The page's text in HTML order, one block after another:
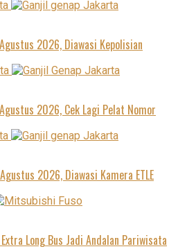
2026, Diawasi Kepolisian
2026, Cek Lagi Pelat Nomor
2026, Diawasi Kamera ETLE
Long Bus Jadi Andalan Pariwisata